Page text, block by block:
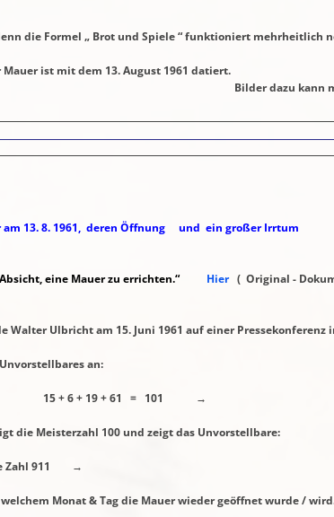
„ Brot und Spiele “ funktioniert mehrheitlich
ist mit dem 13. August 1961 datiert.
kann
am 13. 8. 1961, deren Öffnung und ein großer Irrtum
eine Mauer zu errichten.“ Hier( Original -
Ulbricht am 15. Juni 1961 auf einer Pressekonferenz
an:
61 = 101 →
100 und zeigt das Unvorstellbare:
911 →
Tag die Mauer wieder geöffnet wurde /